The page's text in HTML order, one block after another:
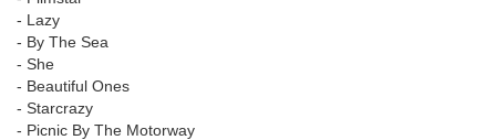
- Lazy
- By The Sea
- She
- Beautiful Ones
- Starcrazy
- Picnic By The Motorway